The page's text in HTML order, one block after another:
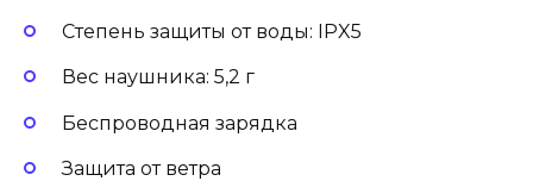
Степень защиты от воды: IPX5
Вес наушника: 5,2 г
Беспроводная зарядка
Защита от ветра